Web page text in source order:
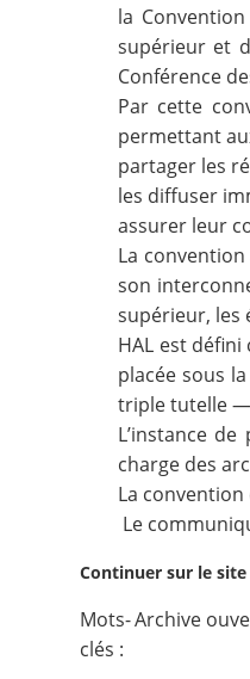
Nous suivre
la Convention
supérieur et
Conférence
Par cette
permettant
partager les
les diffuser
assurer leur
La
son
supérieur, les
HAL est défini
placée sous
triple tutelle —
L’instance
charge des
La
Le
Continuer sur le
Mots-
clés :
Archive